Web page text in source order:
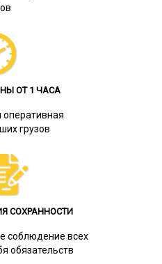
ОТ 1 ЧАСА
оперативная
грузов
СОХРАННОСТИ
соблюдение всех
обязательств